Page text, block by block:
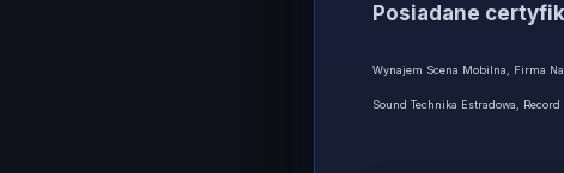
Posiadane
Wynajem Scena Mobilna, Firma
Sound Technika Estradowa, Record